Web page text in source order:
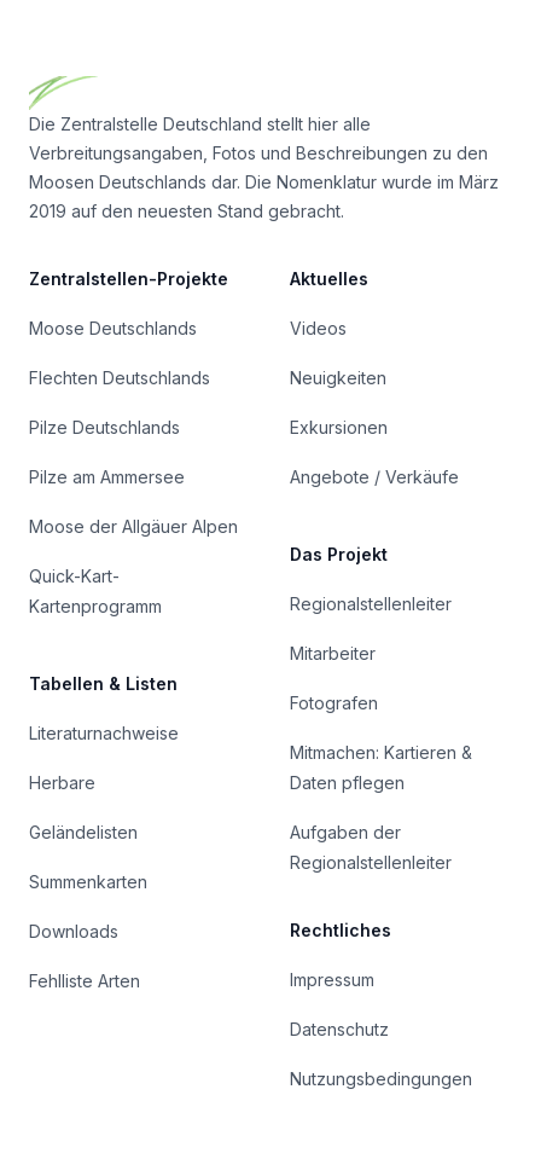
Die Zentralstelle Deutschland stellt hier alle
Verbreitungsangaben, Fotos und Beschreibungen zu den
Moosen Deutschlands dar. Die Nomenklatur wurde im März
2019 auf den neuesten Stand gebracht.
Zentralstellen-Projekte
Moose Deutschlands
Flechten Deutschlands
Pilze Deutschlands
Pilze am Ammersee
Moose der Allgäuer Alpen
Quick-Kart-
Kartenprogramm
Tabellen & Listen
Literaturnachweise
Herbare
Geländelisten
Summenkarten
Downloads
Fehlliste Arten
Aktuelles
Videos
Neuigkeiten
Exkursionen
Angebote / Verkäufe
Das Projekt
Regionalstellenleiter
Mitarbeiter
Fotografen
Mitmachen: Kartieren &
Daten pflegen
Aufgaben der
Regionalstellenleiter
Rechtliches
Impressum
Datenschutz
Nutzungsbedingungen